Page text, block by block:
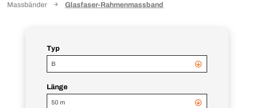
Massbänder Glasfaser-Rahmenmassband
Typ
B
Länge
50 m